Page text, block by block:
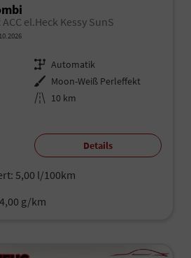
el.Heck Kessy SunS
Getriebe Automatik
Außenfarbe Moon-Weiß Perleffekt
Kilometerstand 10 km
Details
5,00 l/100km
g/km